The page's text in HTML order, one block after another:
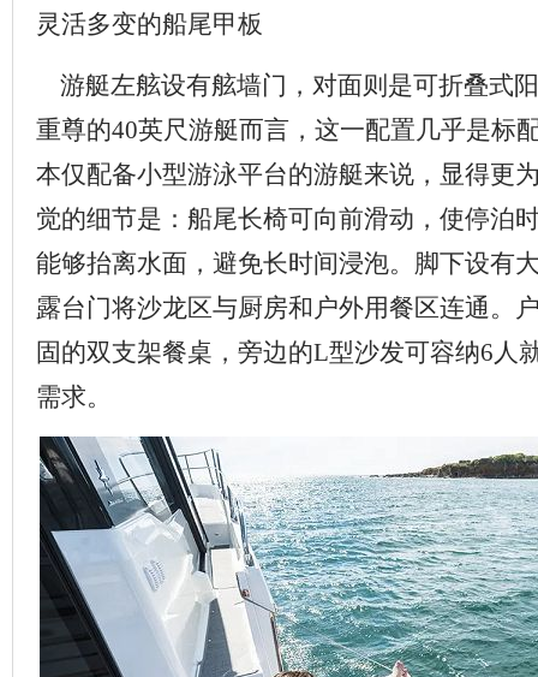
灵活多变的船尾甲板
游艇左舷设有舷墙门，对面则是可折叠式
重尊的40英尺游艇而言，这一配置几乎是标
本仅配备小型游泳平台的游艇来说，显得更
觉的细节是：船尾长椅可向前滑动，使停泊
能够抬离水面，避免长时间浸泡。脚下设有
露台门将沙龙区与厨房和户外用餐区连通。
固的双支架餐桌，旁边的L型沙发可容纳6人
需求。